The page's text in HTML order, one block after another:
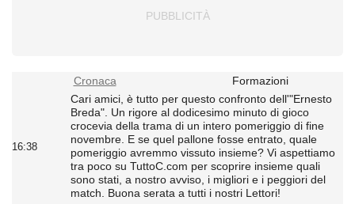
Cronaca Formazioni
16:38
Cari amici, è tutto per questo confronto dell'"Ernesto
Breda". Un rigore al dodicesimo minuto di gioco
crocevia della trama di un intero pomeriggio di fine
novembre. E se quel pallone fosse entrato, quale
pomeriggio avremmo vissuto insieme? Vi aspettiamo
tra poco su TuttoC.com per scoprire insieme quali
sono stati, a nostro avviso, i migliori e i peggiori del
match. Buona serata a tutti i nostri Lettori!